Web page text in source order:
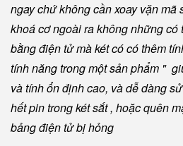
ngay chứ không cần xoay vặn mã
khoá cơ ngoài ra không những có
bằng điện tử mà két có có thêm
tính năng trong một sản phẩm "
và tính ổn định cao, và dễ dàng
hết pin trong két sắt , hoặc quên
bảng điện tử bị hỏng